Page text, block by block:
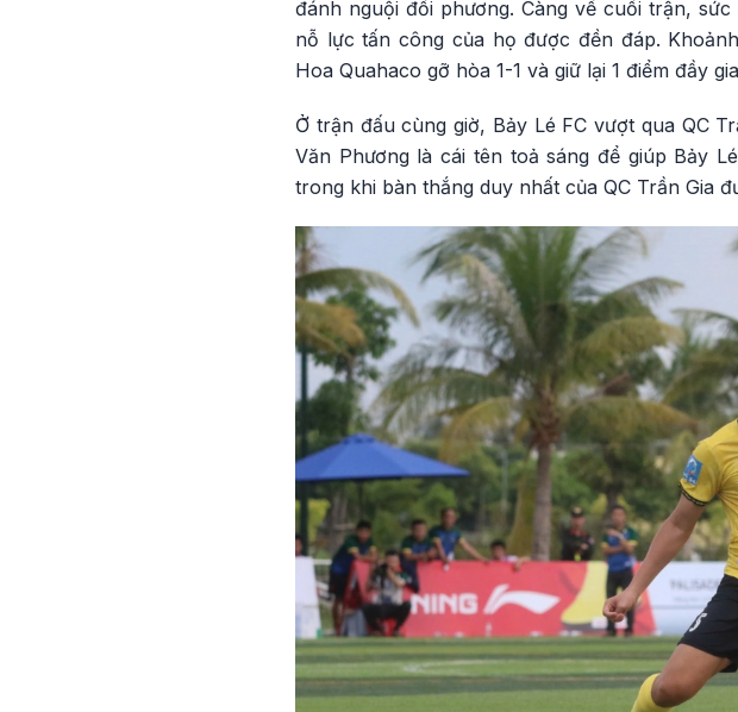
đánh nguội đối phương. Càng về cuối trận,
nỗ lực tấn công của họ được đền đáp.
Hoa Quahaco gỡ hòa 1-1 và giữ lại 1 điểm đầy
Ở trận đấu cùng giờ, Bảy Lé FC vượt qua QC
Văn Phương là cái tên toả sáng để giúp Bảy
trong khi bàn thắng duy nhất của QC Trần Gia